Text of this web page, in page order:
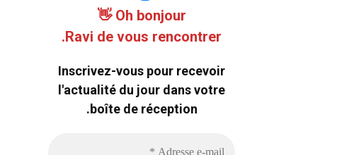
Oh bonjour 👋
Ravi de vous rencontrer.
Inscrivez-vous pour recevoir
l'actualité du jour dans votre
boîte de réception.